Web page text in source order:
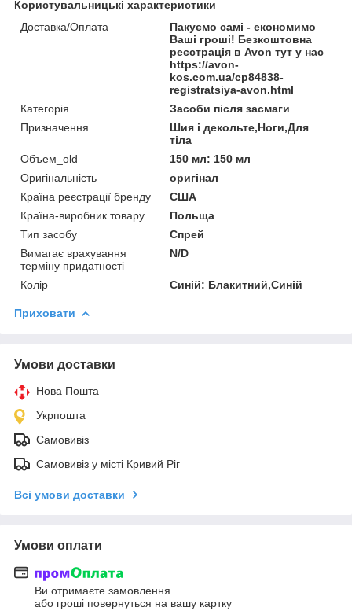
Користувальницькі характеристики
Доставка/Оплата
Пакуємо самі - економимо
Ваші гроші! Безкоштовна
реєстрація в Avon тут у нас
https://avon-
kos.com.ua/cp84838-
registratsiya-avon.html
Категорія
Засоби після засмаги
Призначення
Шия і декольте,Ноги,Для
тіла
Объем_old
150 мл: 150 мл
Оригінальність
оригінал
Країна реєстрації бренду
США
Країна-виробник товару
Польща
Тип засобу
Спрей
Вимагає врахування
терміну придатності
N/D
Колір Синій: Блакитний,Синій
Приховати
Умови доставки
Нова Пошта
Укрпошта
Самовивіз
Самовивіз у місті Кривий Ріг
Всі умови доставки
Умови оплати
Ви отримаєте замовлення
або гроші повернуться на вашу картку